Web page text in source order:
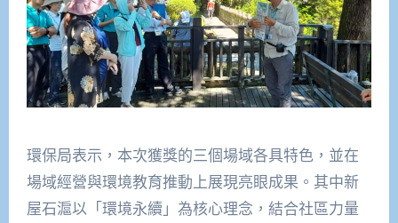
環保局表示，本次獲獎的三個場域各具特色，並在
場域經營與環境教育推動上展現亮眼成果。其中新
屋石滬以「環境永續」為核心理念，結合社區力量